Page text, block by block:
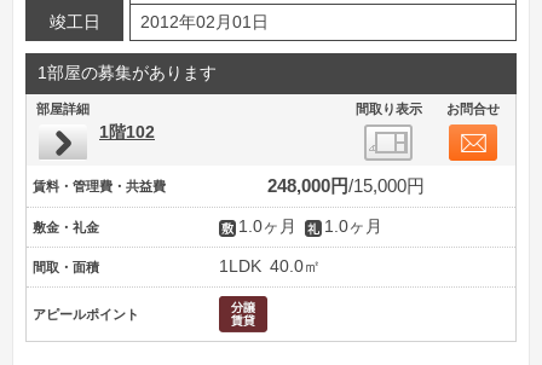
竣工日 2012年02月01日
1部屋の募集があります
部屋詳細 間取り表示 お問合せ
1階102
賃料・管理費・共益費 248,000円 15,000円
敷金・礼金 1.0ヶ月 1.0ヶ月
間取・面積 1LDK 40.0㎡
アピールポイント